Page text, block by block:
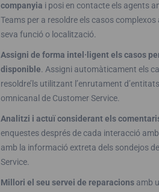
companyia i posi en contacte els agents
Teams per a resoldre els casos
seva funció o localització.
Assigni de forma intel·ligent els casos
disponible. Assigni automàticament els
resoldre’ls utilitzant l’enrutament
omnicanal de Customer Service.
Analitzi i actuï considerant els
enquestes després de cada interacció
amb la informació extreta dels sondejos
Service.
Millori el seu servei de reparacions amb